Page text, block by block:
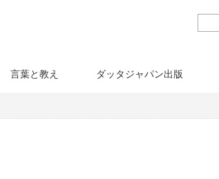
言葉と教え ダッタジャパン出版